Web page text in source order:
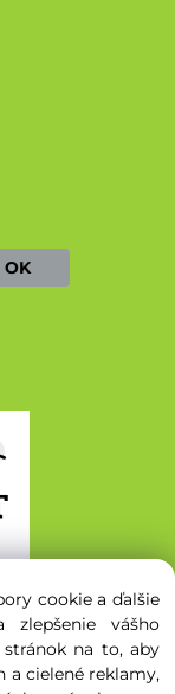
OK
cookie a ďalšie
zlepšenie vášho
na to, aby
a cielené reklamy,